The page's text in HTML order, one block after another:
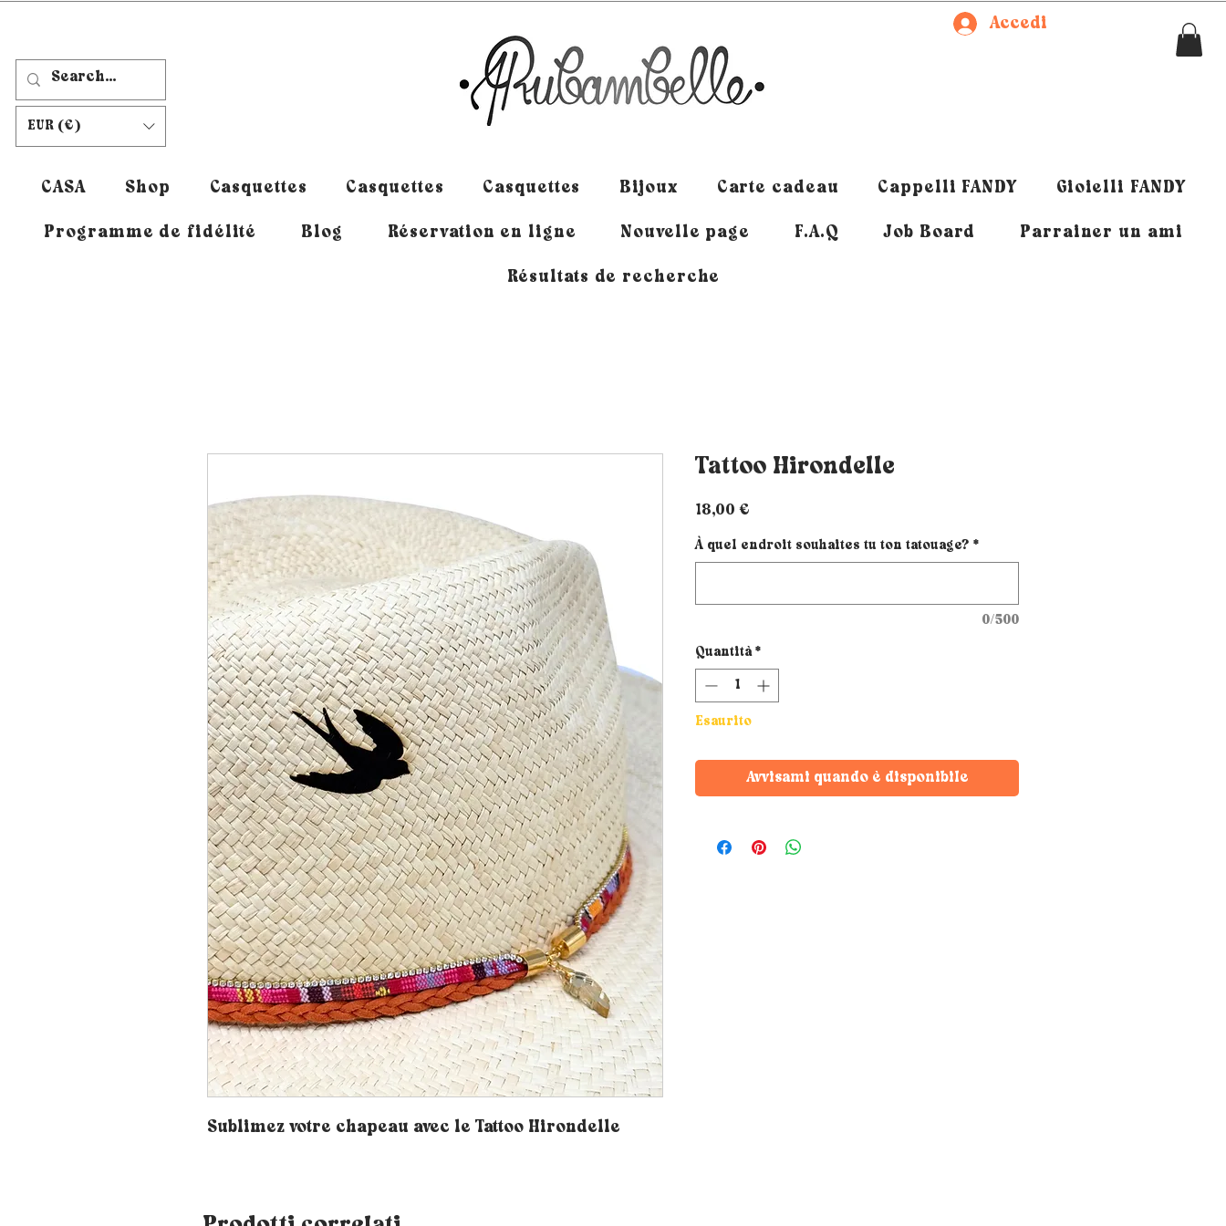
EUR (€)
Accedi
CASA Shop Casquettes Casquettes Casquettes Bijoux Carte cadeau Cappelli FANDY Gioielli FANDY
Programme de fidélité Blog Réservation en ligne Nouvelle page F.A.Q Job Board Parrainer un ami
Résultats de recherche
Sublimez votre chapeau avec le Tattoo Hirondelle
Tattoo Hirondelle
18,00 €
À quel endroit souhaites tu ton tatouage? *
0/500
Quantità *
Esaurito
Avvisami quando è disponibile